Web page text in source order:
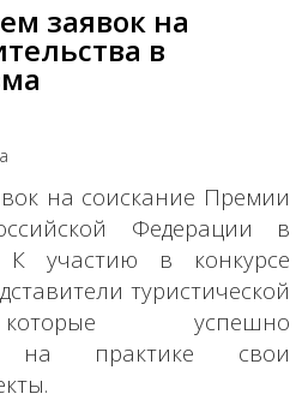
заявок на
в
на соискание Премии
Федерации в
К участию в конкурсе
туристической
успешно
на практике свои